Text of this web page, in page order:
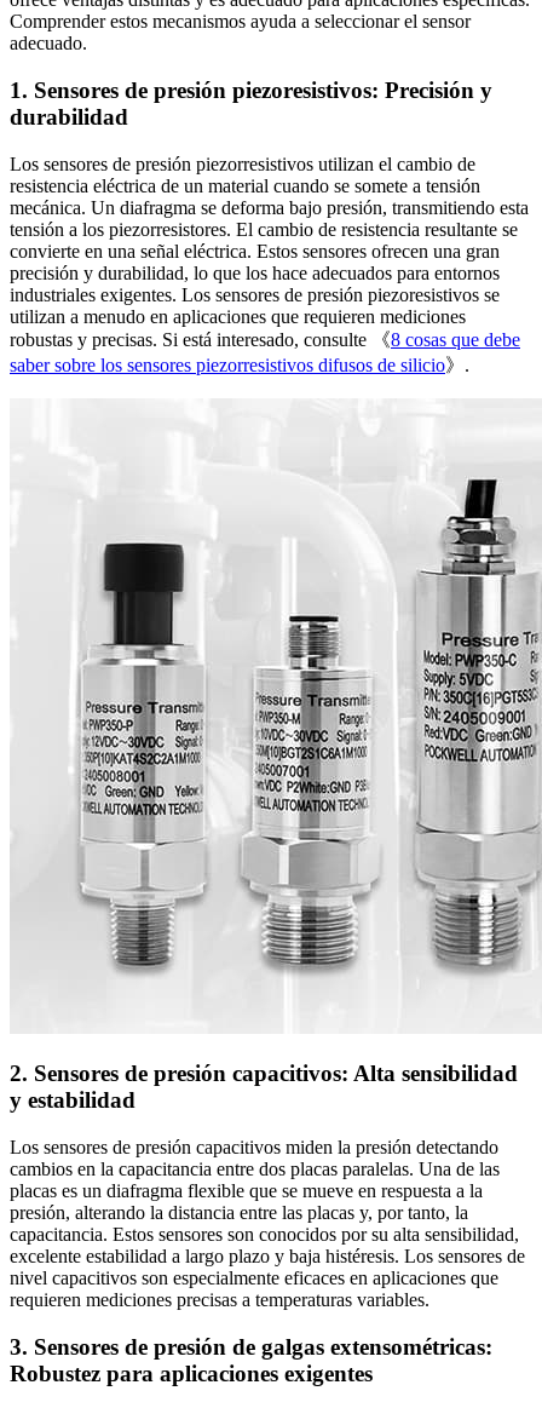
Comprender estos mecanismos ayuda a seleccionar el sensor
adecuado.
1. Sensores de presión piezoresistivos: Precisión y
durabilidad
Los sensores de presión piezorresistivos utilizan el cambio de
resistencia eléctrica de un material cuando se somete a tensión
mecánica. Un diafragma se deforma bajo presión, transmitiendo esta
tensión a los piezorresistores. El cambio de resistencia resultante se
convierte en una señal eléctrica. Estos sensores ofrecen una gran
precisión y durabilidad, lo que los hace adecuados para entornos
industriales exigentes. Los sensores de presión piezoresistivos se
utilizan a menudo en aplicaciones que requieren mediciones
robustas y precisas. Si está interesado, consulte 《8 cosas que debe
saber sobre los sensores piezorresistivos difusos de silicio》.
2. Sensores de presión capacitivos: Alta sensibilidad
y estabilidad
Los sensores de presión capacitivos miden la presión detectando
cambios en la capacitancia entre dos placas paralelas. Una de las
placas es un diafragma flexible que se mueve en respuesta a la
presión, alterando la distancia entre las placas y, por tanto, la
capacitancia. Estos sensores son conocidos por su alta sensibilidad,
excelente estabilidad a largo plazo y baja histéresis. Los sensores de
nivel capacitivos son especialmente eficaces en aplicaciones que
requieren mediciones precisas a temperaturas variables.
3. Sensores de presión de galgas extensométricas:
Robustez para aplicaciones exigentes